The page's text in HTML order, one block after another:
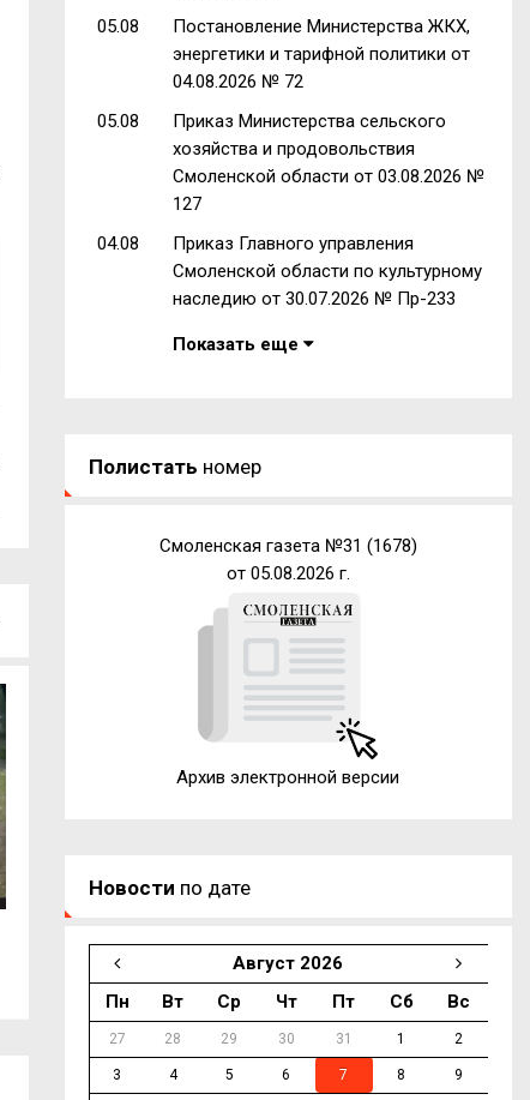
на одном из...
05.08
Постановление Министерства ЖКХ,
энергетики и тарифной политики от
04.08.2026 № 72
05.08
Приказ Министерства сельского
хозяйства и продовольствия
Смоленской области от 03.08.2026 №
127
04.08
Приказ Главного управления
Смоленской области по культурному
наследию от 30.07.2026 № Пр-233
Показать еще
Полистать номер
Смоленская газета №31 (1678)
от 05.08.2026 г.
Архив электронной версии
Новости по дате
Август 2026
Пн
Вт Ср Чт Пт Сб Вс
27 28 29 30 31 1 2
3 4 5 6 7 8 9